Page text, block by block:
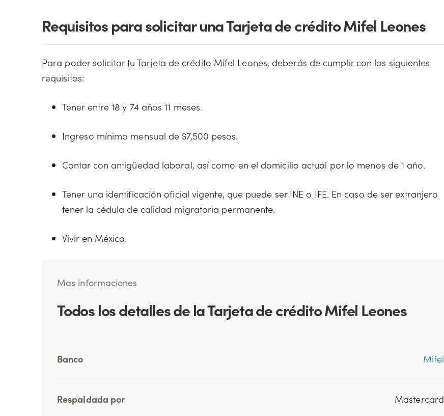
Requisitos para solicitar una Tarjeta de crédito Mifel Leones
Para poder solicitar tu Tarjeta de crédito Mifel Leones, deberás de cumplir con los siguientes
requisitos:
Tener entre 18 y 74 años 11 meses.
Ingreso mínimo mensual de $7,500 pesos.
Contar con antigüedad laboral, así como en el domicilio actual por lo menos de 1 año.
Tener una identificación oficial vigente, que puede ser INE o IFE. En caso de ser extranjero
tener la cédula de calidad migratoria permanente.
Vivir en México.
Mas informaciones
Todos los detalles de la Tarjeta de crédito Mifel Leones
Banco Mifel
Respaldada por Mastercard